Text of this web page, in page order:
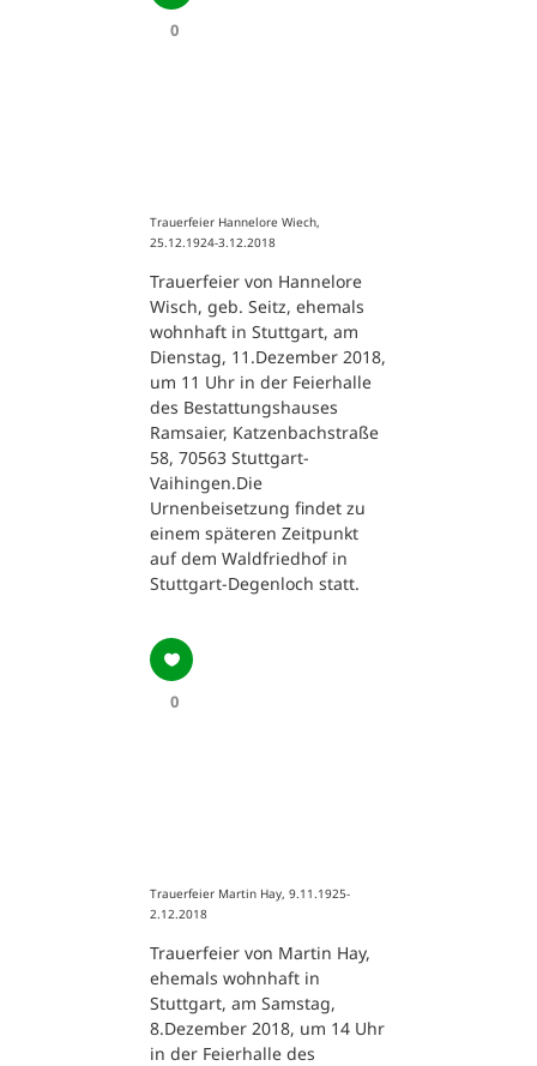
0
Trauerfeier Hannelore Wiech,
25.12.1924-3.12.2018
Trauerfeier von Hannelore
Wisch, geb. Seitz, ehemals
wohnhaft in Stuttgart, am
Dienstag, 11.Dezember 2018,
um 11 Uhr in der Feierhalle
des Bestattungshauses
Ramsaier, Katzenbachstraße
58, 70563 Stuttgart-
Vaihingen.Die
Urnenbeisetzung findet zu
einem späteren Zeitpunkt
auf dem Waldfriedhof in
Stuttgart-Degenloch statt.
0
Trauerfeier Martin Hay, 9.11.1925-
2.12.2018
Trauerfeier von Martin Hay,
ehemals wohnhaft in
Stuttgart, am Samstag,
8.Dezember 2018, um 14 Uhr
in der Feierhalle des